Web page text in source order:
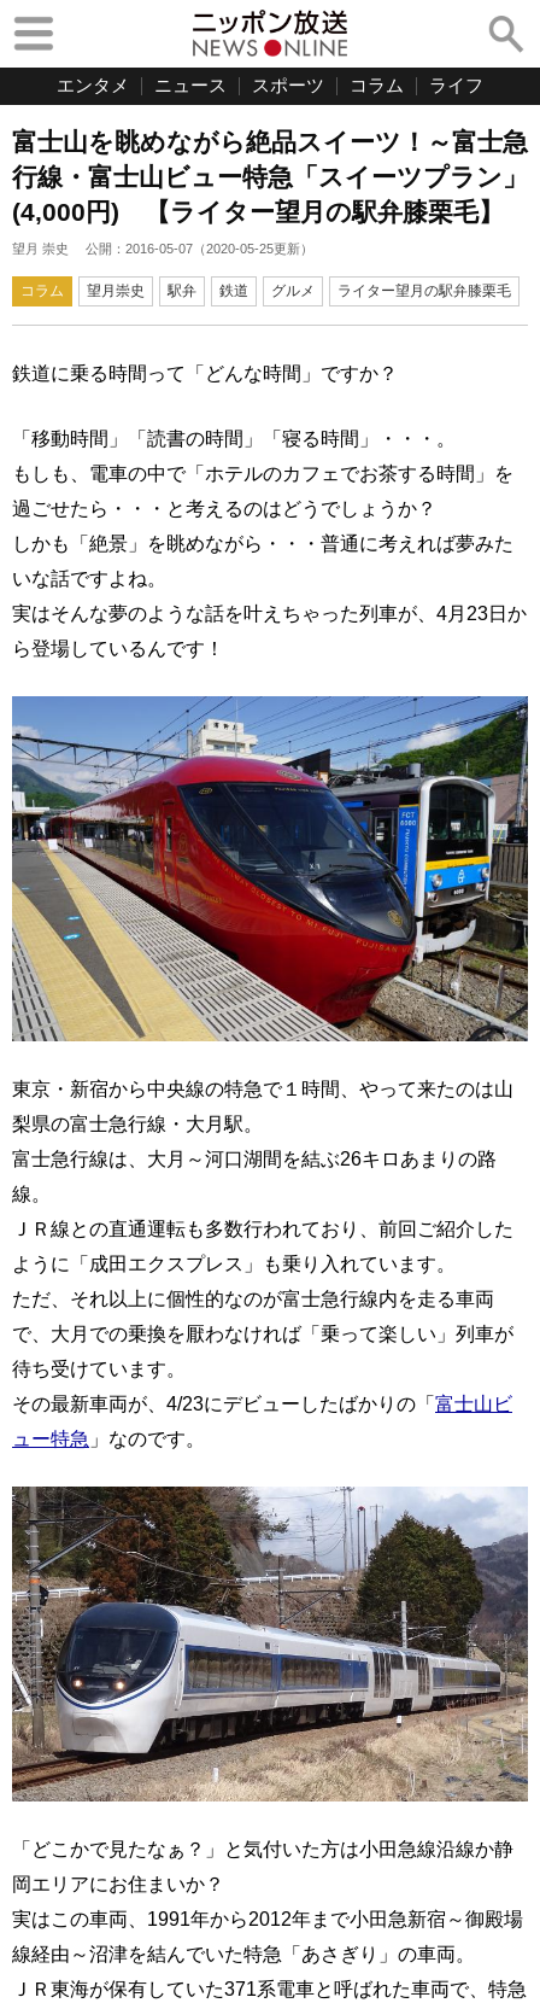
エンタメ ニュース スポーツ コラム ライフ
富士山を眺めながら絶品スイーツ！～富士急
行線・富士山ビュー特急「スイーツプラン」
(4,000円) 【ライター望月の駅弁膝栗毛】
望月 崇史 公開： 2016-05-07 （2020-05-25更新）
コラム 望月崇史 駅弁 鉄道 グルメ ライター望月の駅弁膝栗毛
鉄道に乗る時間って「どんな時間」ですか？
「移動時間」「読書の時間」「寝る時間」・・・。
もしも、電車の中で「ホテルのカフェでお茶する時間」を
過ごせたら・・・と考えるのはどうでしょうか？
しかも「絶景」を眺めながら・・・普通に考えれば夢みた
いな話ですよね。
実はそんな夢のような話を叶えちゃった列車が、4月23日か
ら登場しているんです！
東京・新宿から中央線の特急で１時間、やって来たのは山
梨県の富士急行線・大月駅。
富士急行線は、大月～河口湖間を結ぶ26キロあまりの路
線。
ＪＲ線との直通運転も多数行われており、前回ご紹介した
ように「成田エクスプレス」も乗り入れています。
ただ、それ以上に個性的なのが富士急行線内を走る車両
で、大月での乗換を厭わなければ「乗って楽しい」列車が
待ち受けています。
その最新車両が、4/23にデビューしたばかりの「富士山ビ
ュー特急 」なのです。
「どこかで見たなぁ？」と気付いた方は小田急線沿線か静
岡エリアにお住まいか？
実はこの車両、1991年から2012年まで小田急新宿～御殿場
線経由～沼津を結んでいた特急「あさぎり」の車両。
ＪＲ東海が保有していた371系電車と呼ばれた車両で、特急